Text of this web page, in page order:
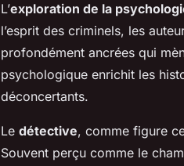
L’exploration de la
l’esprit des criminels, les
profondément ancrées qui
psychologique enrichit les
déconcertants.
Le détective, comme figure
Souvent perçu comme le